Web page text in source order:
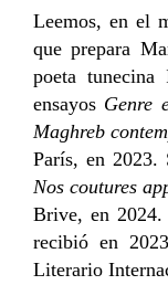
Leemos, en el
que prepara
poeta
ensayos Genre
Maghreb
París, en 2023.
Nos coutures
Brive, en 2024.
recibió en
Literario